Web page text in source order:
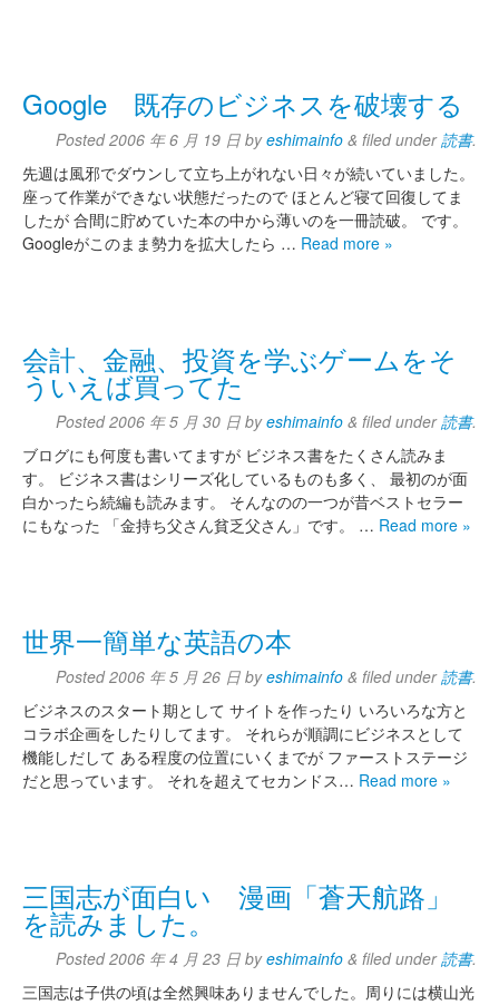
Google 既存のビジネスを破壊する
Posted2006 年 6 月 19 日 byeshimainfo & filed under読書.
先週は風邪でダウンして立ち上がれない日々が続いていました。
座って作業ができない状態だったので ほとんど寝て回復してま
したが 合間に貯めていた本の中から薄いのを一冊読破。 です。
Googleがこのまま勢力を拡大したら … Read more »
会計、金融、投資を学ぶゲームをそ
ういえば買ってた
Posted2006 年 5 月 30 日 byeshimainfo & filed under読書.
ブログにも何度も書いてますが ビジネス書をたくさん読みま
す。 ビジネス書はシリーズ化しているものも多く、 最初のが面
白かったら続編も読みます。 そんなのの一つが昔ベストセラー
にもなった 「金持ち父さん貧乏父さん」です。 … Read more »
世界一簡単な英語の本
Posted2006 年 5 月 26 日 byeshimainfo & filed under読書.
ビジネスのスタート期として サイトを作ったり いろいろな方と
コラボ企画をしたりしてます。 それらが順調にビジネスとして
機能しだして ある程度の位置にいくまでが ファーストステージ
だと思っています。 それを超えてセカンドス… Read more »
三国志が面白い 漫画「蒼天航路」
を読みました。
Posted2006 年 4 月 23 日 byeshimainfo & filed under読書.
三国志は子供の頃は全然興味ありませんでした。周りには横山光